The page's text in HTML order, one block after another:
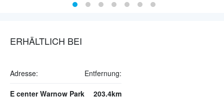
ERHÄLTLICH BEI
Adresse: Entfernung:
E center Warnow Park 203.4km